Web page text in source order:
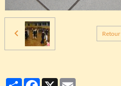
Retour
PartagerFacebook
X